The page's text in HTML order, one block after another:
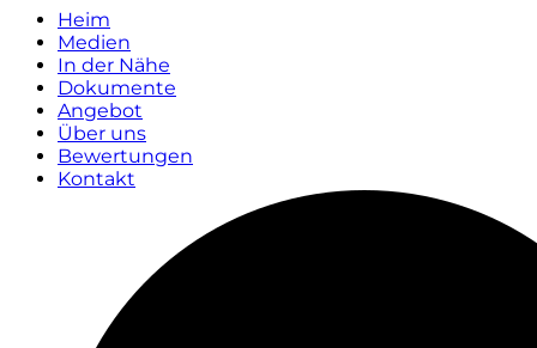
Heim
Medien
In der Nähe
Dokumente
Angebot
Über uns
Bewertungen
Kontakt